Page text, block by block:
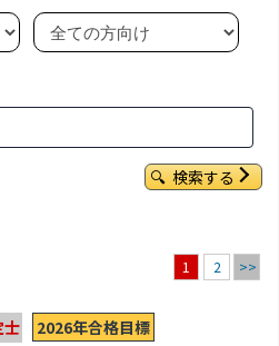
検索する
1 2 >>
士 2026年合格目標